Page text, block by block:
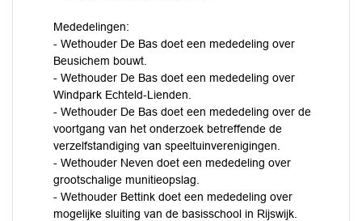
Mededelingen:
- Wethouder De Bas doet een mededeling over
Beusichem bouwt.
- Wethouder De Bas doet een mededeling over
Windpark Echteld-Lienden.
- Wethouder De Bas doet een mededeling over de
voortgang van het onderzoek betreffende de
verzelfstandiging van speeltuinverenigingen.
- Wethouder Neven doet een mededeling over
grootschalige munitieopslag.
- Wethouder Bettink doet een mededeling over
mogelijke sluiting van de basisschool in Rijswijk.